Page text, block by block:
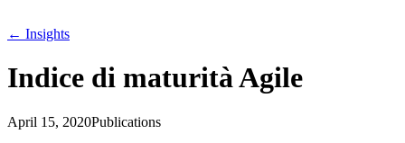
← Insights
Indice di maturità Agile
April 15, 2020Publications